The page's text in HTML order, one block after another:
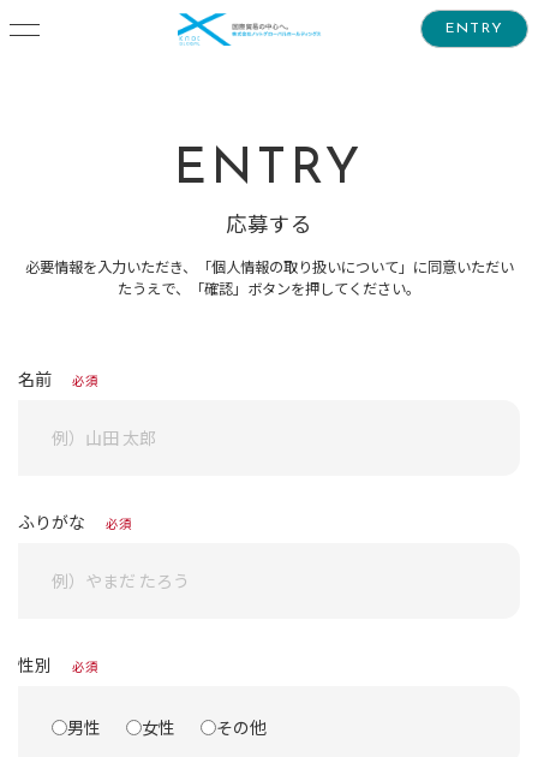
ENTRY
ENTRY
応募する
必要情報を入力いただき、「個人情報の取り扱いについて」に同意いただい
たうえで、「確認」ボタンを押してください。
名前 必須
ふりがな 必須
性別 必須
男性 女性 その他